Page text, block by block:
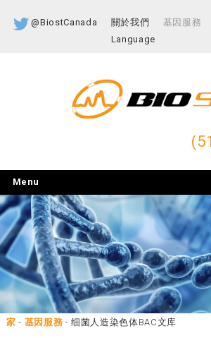
@BiostCanada 關於我們 基因服務
Language
Menu
家 - 基因服務 - 细菌人造染色体BAC文库